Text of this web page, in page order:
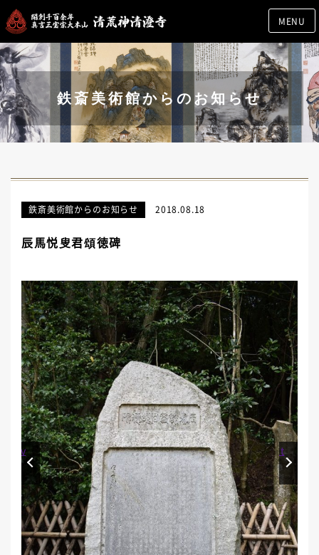
MENU
鉄斎美術館からのお知らせ
鉄斎美術館からのお知らせ 2018.08.18
辰馬悦叟君頌徳碑
Prev Next